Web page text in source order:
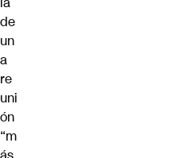
de
un
a
re
uni
ón
“m